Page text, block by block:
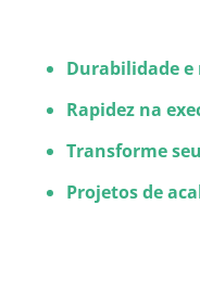
Durabilidade e
Rapidez na
Transforme
Projetos de